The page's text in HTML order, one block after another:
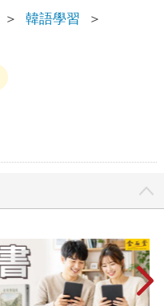
＞ 韓語學習
＞